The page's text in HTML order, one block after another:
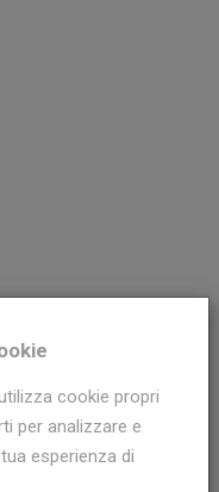
cookie propri
per analizzare e
esperienza di